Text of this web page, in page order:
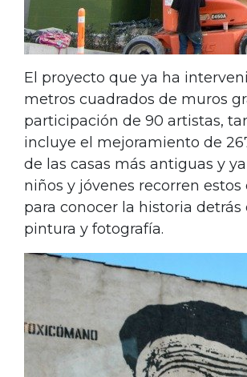
El proyecto que ya ha
metros cuadrados de muros
participación de 90 artistas,
incluye el mejoramiento de
de las casas más antiguas y
niños y jóvenes recorren estos
para conocer la historia detrás
pintura y fotografía.